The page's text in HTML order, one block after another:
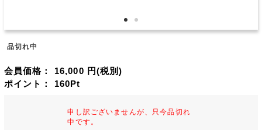
品切れ中
会員価格： 16,000 円(税別)
ポイント： 160Pt
申し訳ございませんが、只今品切れ
中です。